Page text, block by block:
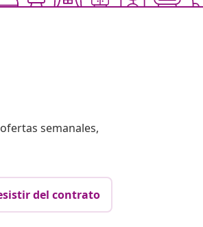
semanales,
del contrato